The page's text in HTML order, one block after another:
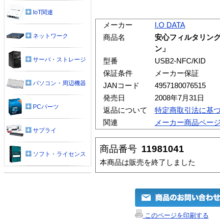
メーカー
I.O DATA
商品名
安心フィルタリン
ン」
型番
USB2-NFC/KID
保証条件
メーカー保証
JANコード
4957180076515
発売日
2008年7月31日
返品について
特定商取引法に基
関連
メーカー商品ペー
商品番号 11981041
本商品は販売を終了しました
このページを印刷する
IoT関連
ネットワーク
サーバ・ストレージ
パソコン・周辺機器
PCパーツ
サプライ
ソフト・ライセンス